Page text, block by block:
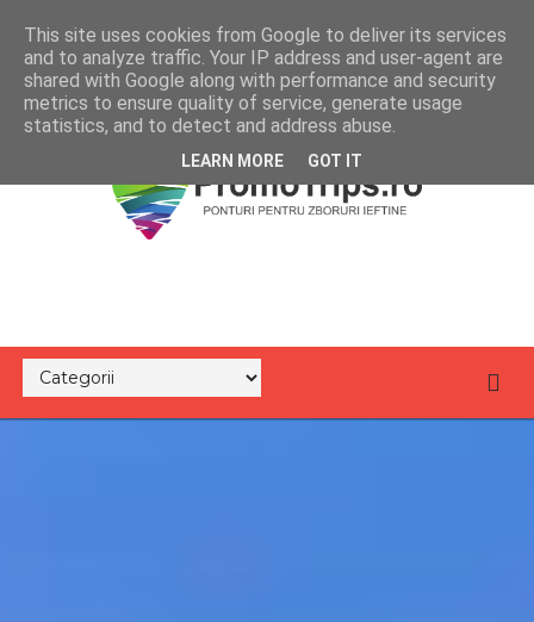
This site uses cookies from Google to deliver its services
and to analyze traffic. Your IP address and user-agent are
shared with Google along with performance and security
metrics to ensure quality of service, generate usage
statistics, and to detect and address abuse.
LEARN MORE GOT IT